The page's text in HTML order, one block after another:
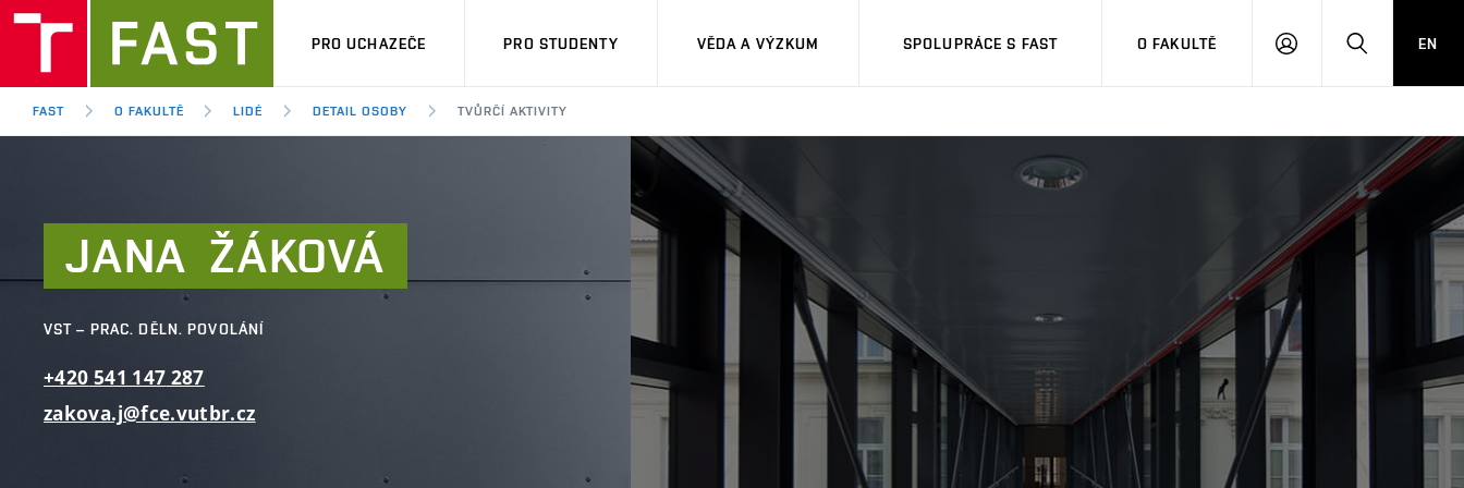
PRO UCHAZEČE PRO STUDENTY VĚDA A VÝZKUM SPOLUPRÁCE S FAST O FAKULTĚ
PŘIHLÁSITHLEDAT
EN
FAST O FAKULTĚ LIDÉ DETAIL OSOBY TVŮRČÍ AKTIVITY
JANA ŽÁKOVÁ
VST – PRAC. DĚLN. POVOLÁNÍ
+420 541 147 287
zakova.j@fce.vutbr.cz